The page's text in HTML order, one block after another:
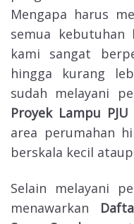
Mengapa harus
semua kebutuhan
kami sangat
hingga kurang
sudah melayani
Proyek Lampu PJU
area perumahan
berskala kecil
Selain melayani
menawarkan